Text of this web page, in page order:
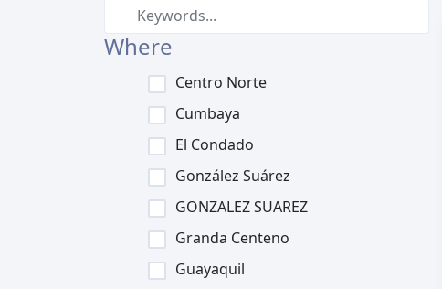
Where
Centro Norte
Cumbaya
El Condado
González Suárez
GONZALEZ SUAREZ
Granda Centeno
Guayaquil